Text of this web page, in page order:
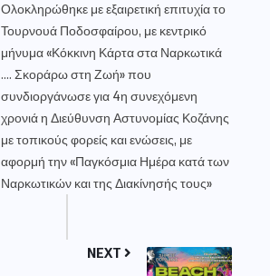
Ολοκληρώθηκε με εξαιρετική επιτυχία το
Τουρνουά Ποδοσφαίρου, με κεντρικό
μήνυμα «Κόκκινη Κάρτα στα Ναρκωτικά
…. Σκοράρω στη Ζωή» που
συνδιοργάνωσε για 4η συνεχόμενη
χρονιά η Διεύθυνση Αστυνομίας Κοζάνης
με τοπικούς φορείς και ενώσεις, με
αφορμή την «Παγκόσμια Ημέρα κατά των
Ναρκωτικών και της Διακίνησής τους»
NEXT